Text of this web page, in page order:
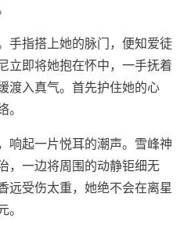
手指搭上她的脉门，便知爱徒
立即将她抱在怀中，一手抚着
渡入真气。首先护住她的心
响起一片悦耳的潮声。雪峰神
，一边将周围的动静钜细无
远受伤太重，她绝不会在离星